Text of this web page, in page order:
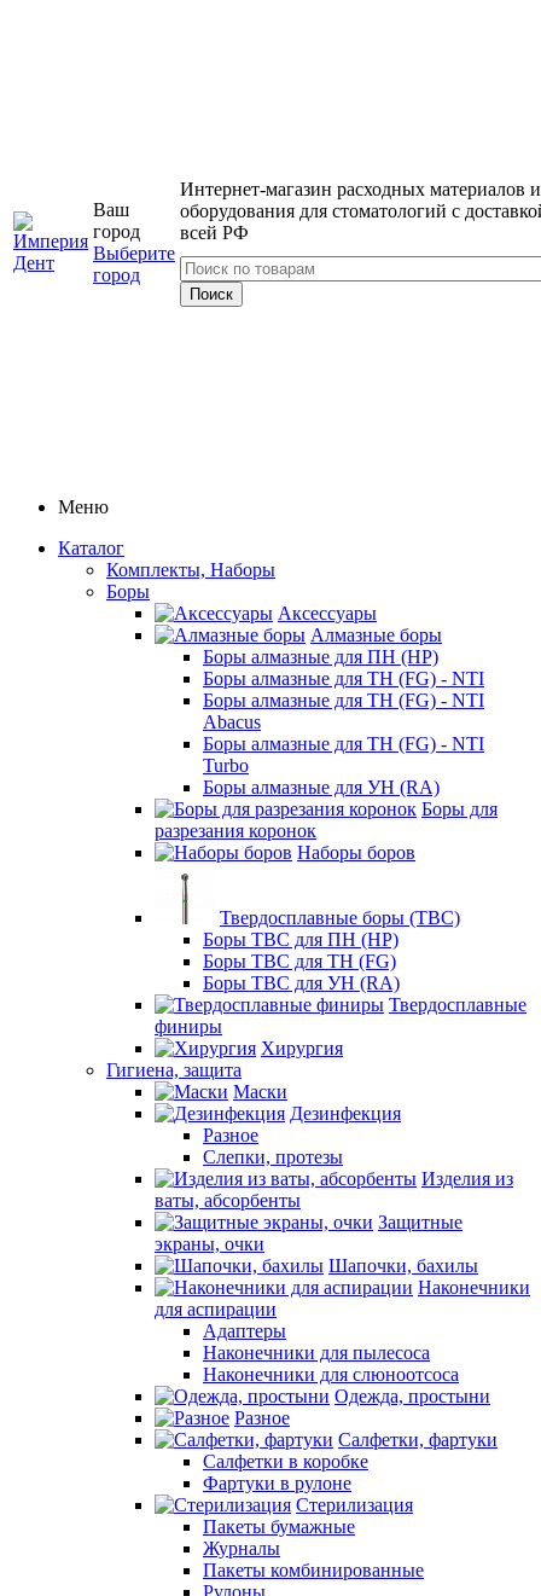
Ваш
город
Выберите
город
Интернет-магазин расходных материалов и
оборудования для стоматологий с
всей РФ
Меню
Каталог
Комплекты, Наборы
Боры
Аксессуары
Алмазные боры
Боры алмазные для ПН (HP)
Боры алмазные для ТН (FG) - NTI
Боры алмазные для ТН (FG) - NTI
Abacus
Боры алмазные для ТН (FG) - NTI
Turbo
Боры алмазные для УН (RA)
Боры для
разрезания коронок
Наборы боров
Твердосплавные боры (ТВС)
Боры ТВС для ПН (HP)
Боры ТВС для ТН (FG)
Боры ТВС для УН (RA)
Твердосплавные
финиры
Хирургия
Гигиена, защита
Маски
Дезинфекция
Разное
Слепки, протезы
Изделия из
ваты, абсорбенты
Защитные
экраны, очки
Шапочки, бахилы
Наконечники
для аспирации
Адаптеры
Наконечники для пылесоса
Наконечники для слюноотсоса
Одежда, простыни
Разное
Салфетки, фартуки
Салфетки в коробке
Фартуки в рулоне
Стерилизация
Пакеты бумажные
Журналы
Пакеты комбинированные
Рулоны